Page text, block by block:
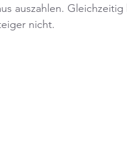
auszahlen.
nicht.